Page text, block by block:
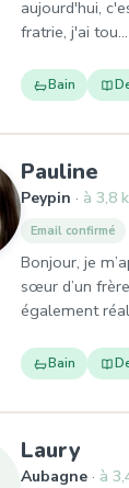
aujourd'hui,
fratrie, j'ai tou…
Bain
Pauline ,
Peypin à 3,8
Email confirmé
Bonjour, je
sœur d’un
également
Bain
Laury,
Aubagne à